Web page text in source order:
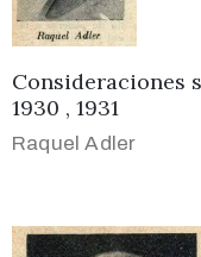
Consideraciones
1930 , 1931
Raquel Adler